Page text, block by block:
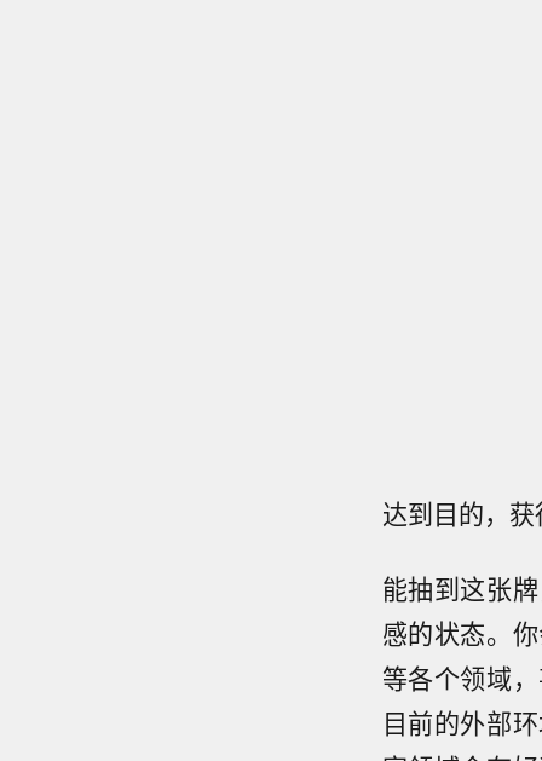
达到目的，
能抽到这张
感的状态。
等各个领域
目前的外部